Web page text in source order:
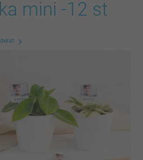
mini -12 st